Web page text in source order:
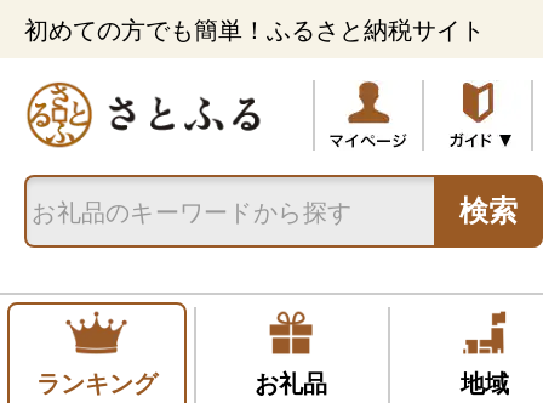
初めての方でも簡単！ふるさと納税サイト
検索
ランキング お礼品 地域